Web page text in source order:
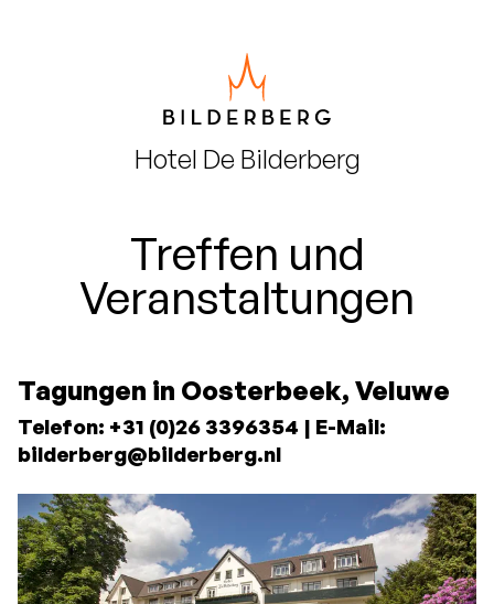
Hotel De Bilderberg
Treffen und
Veranstaltungen
Tagungen in Oosterbeek, Veluwe
Telefon: +31 (0)26 3396354 | E-Mail:
bilderberg@bilderberg.nl